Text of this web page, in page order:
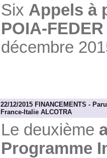
Six Appels à
POIA-FEDER
décembre
22/12/2015 FINANCEMENTS -
France-Italie ALCOTRA
Le deuxième
Programme